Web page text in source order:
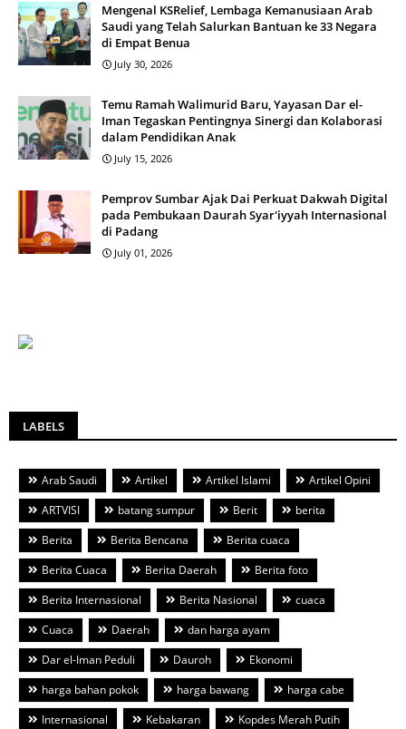
Mengenal KSRelief, Lembaga Kemanusiaan Arab
Saudi yang Telah Salurkan Bantuan ke 33 Negara
di Empat Benua
July 30, 2026
Temu Ramah Walimurid Baru, Yayasan Dar el-
Iman Tegaskan Pentingnya Sinergi dan Kolaborasi
dalam Pendidikan Anak
July 15, 2026
Pemprov Sumbar Ajak Dai Perkuat Dakwah Digital
pada Pembukaan Daurah Syar'iyyah Internasional
di Padang
July 01, 2026
LABELS
Arab Saudi Artikel Artikel Islami
Artikel Opini
ARTVISI
batang sumpur Berit
berita
Berita
Berita Bencana
Berita cuaca
Berita Cuaca
Berita Daerah
Berita foto
Berita Internasional
Berita Nasional
cuaca
Cuaca
Daerah
dan harga ayam
Dar el-Iman Peduli
Dauroh
Ekonomi
harga bahan pokok
harga bawang
harga cabe
Internasional
Kebakaran
Kopdes Merah Putih